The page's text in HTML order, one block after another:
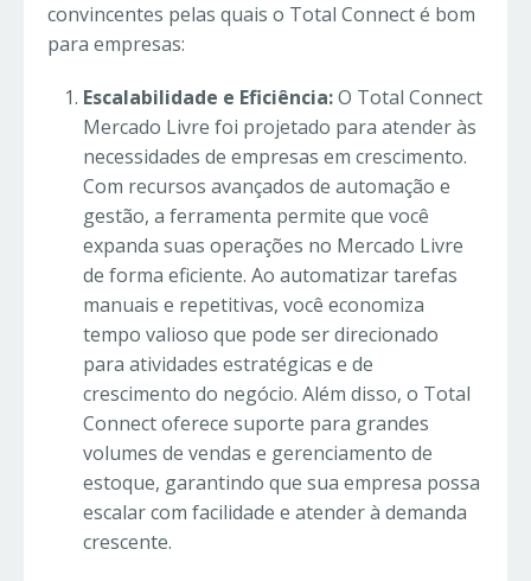
convincentes pelas quais o Total Connect é bom
para empresas:
Escalabilidade e Eficiência:O Total Connect
Mercado Livre foi projetado para atender às
necessidades de empresas em crescimento.
Com recursos avançados de automação e
gestão, a ferramenta permite que você
expanda suas operações no Mercado Livre
de forma eficiente. Ao automatizar tarefas
manuais e repetitivas, você economiza
tempo valioso que pode ser direcionado
para atividades estratégicas e de
crescimento do negócio. Além disso, o Total
Connect oferece suporte para grandes
volumes de vendas e gerenciamento de
estoque, garantindo que sua empresa possa
escalar com facilidade e atender à demanda
crescente.